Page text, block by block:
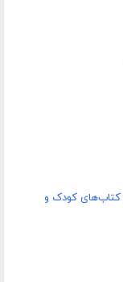
کتاب‌های کودک و